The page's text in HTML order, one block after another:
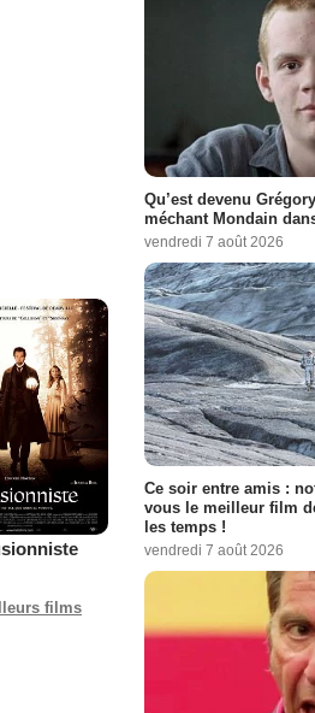
films
Qu’est devenu
méchant Mondain
vendredi 7 août 2026
Ce soir entre amis :
vous le meilleur film
les temps !
vendredi 7 août 2026